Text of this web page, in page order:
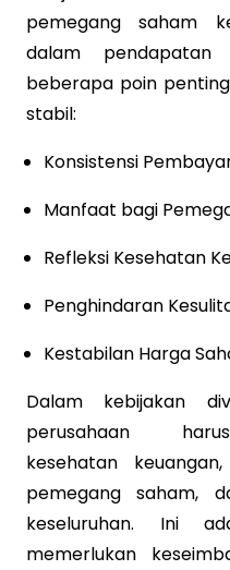
pemegang saham
dalam pendapatan
beberapa poin
stabil:
Konsistensi
Manfaat bagi
Refleksi Kesehatan
Penghindaran
Kestabilan Harga
Dalam kebijakan
perusahaan
kesehatan
pemegang saham,
keseluruhan. Ini
memerlukan